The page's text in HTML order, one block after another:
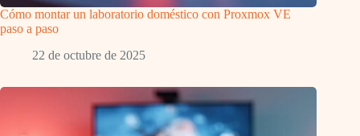
Cómo montar un laboratorio doméstico con Proxmox VE
paso a paso
22 de octubre de 2025